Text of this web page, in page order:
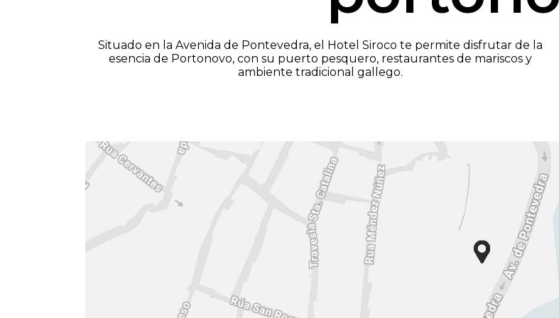
Situado en la Avenida de Pontevedra, el Hotel Siroco te permite disfrutar de la
esencia de Portonovo, con su puerto pesquero, restaurantes de mariscos y
ambiente tradicional gallego.​